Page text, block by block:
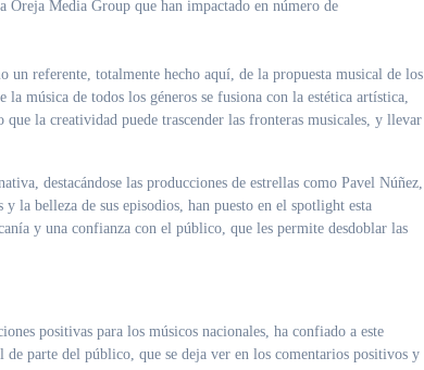
referente, totalmente hecho aquí, de la propuesta musical de los
música de todos los géneros se fusiona con la estética artística,
la creatividad puede trascender las fronteras musicales, y llevar
destacándose las producciones de estrellas como Pavel Núñez,
la belleza de sus episodios, han puesto en el spotlight esta
y una confianza con el público, que les permite desdoblar las
positivas para los músicos nacionales, ha confiado a este
parte del público, que se deja ver en los comentarios positivos y